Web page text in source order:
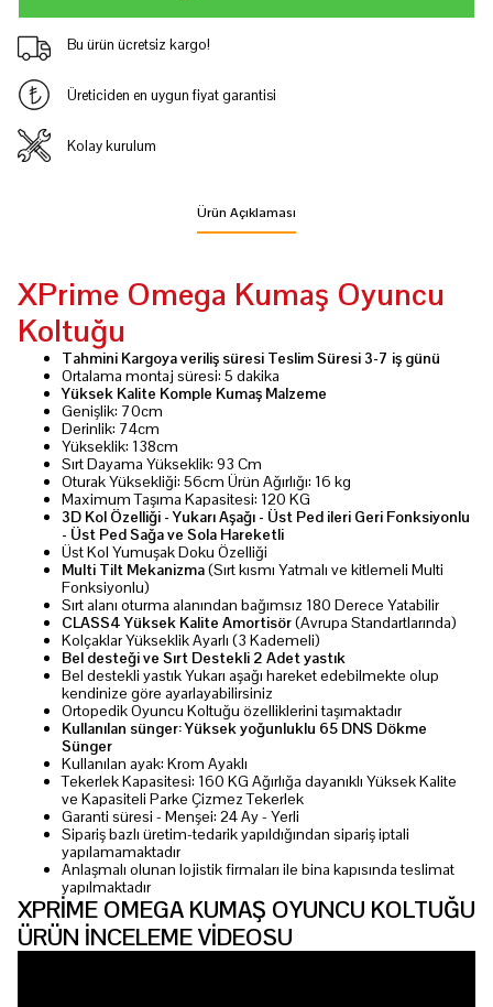
Bu ürün ücretsiz kargo!
Üreticiden en uygun fiyat garantisi
Kolay kurulum
Ürün Açıklaması
XPrime Omega Kumaş Oyuncu
Koltuğu
Tahmini Kargoya veriliş süresi Teslim Süresi 3-7 iş günü
Ortalama montaj süresi: 5 dakika
Yüksek Kalite Komple Kumaş Malzeme
Genişlik: 70cm
Derinlik: 74cm
Yükseklik: 138cm
Sırt Dayama Yükseklik: 93 Cm
Oturak Yüksekliği: 56cm Ürün Ağırlığı: 16 kg
Maximum Taşıma Kapasitesi: 120 KG
3D Kol Özelliği - Yukarı Aşağı - Üst Ped ileri Geri Fonksiyonlu
- Üst Ped Sağa ve Sola Hareketli
Üst Kol Yumuşak Doku Özelliği
Multi Tilt Mekanizma(Sırt kısmı Yatmalı ve kitlemeli Multi
Fonksiyonlu)
Sırt alanı oturma alanından bağımsız 180 Derece Yatabilir
CLASS4 Yüksek Kalite Amortisör(Avrupa Standartlarında)
Kolçaklar Yükseklik Ayarlı (3 Kademeli)
Bel desteği ve Sırt Destekli 2 Adet yastık
Bel destekli yastık Yukarı aşağı hareket edebilmekte olup
kendinize göre ayarlayabilirsiniz
Ortopedik Oyuncu Koltuğu özelliklerini taşımaktadır
Kullanılan sünger: Yüksek yoğunluklu 65 DNS Dökme
Sünger
Kullanılan ayak: Krom Ayaklı
Tekerlek Kapasitesi: 160 KG Ağırlığa dayanıklı Yüksek Kalite
ve Kapasiteli Parke Çizmez Tekerlek
Garanti süresi - Menşei: 24 Ay - Yerli
Sipariş bazlı üretim-tedarik yapıldığından sipariş iptali
yapılamamaktadır
Anlaşmalı olunan lojistik firmaları ile bina kapısında teslimat
yapılmaktadır
XPRİME OMEGA KUMAŞ OYUNCU KOLTUĞU
ÜRÜN İNCELEME VİDEOSU